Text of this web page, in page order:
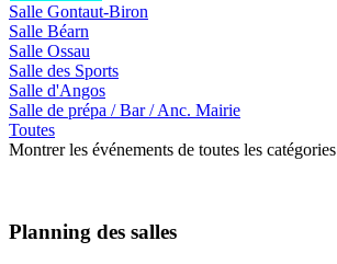
Salle Gontaut-Biron
Salle Béarn
Salle Ossau
Salle des Sports
Salle d'Angos
Salle de prépa / Bar / Anc. Mairie
Toutes
Montrer les événements de toutes les catégories
Planning des salles